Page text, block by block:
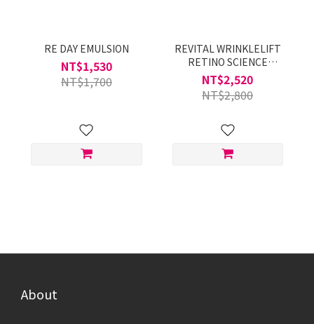
RE DAY EMULSION
NT$1,530
NT$1,700
REVITAL WRINKLELIFT
RETINO SCIENCE
LOTION
NT$2,520
NT$2,800
About